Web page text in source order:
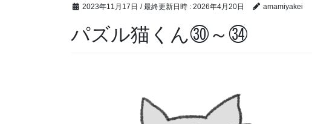
2023年11月17日 / 最終更新日時 : 2026年4月20日 amamiyakei
パズル猫くん㉚～㉞